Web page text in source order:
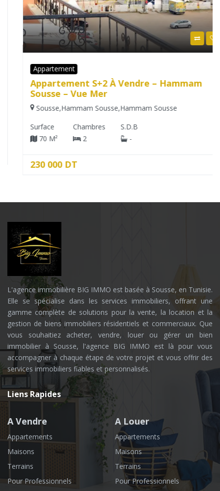
Appartement
Appartement S+2 À Vendre – Hammam
Sousse – Vue Mer
Sousse,Hammam Sousse,Hammam Sousse
Surface
70 M²
Chambres
S.D.B
230 000 DT
L'agence immobilière BIG IMMO est basée à Sousse, en Tunisie.
Elle se spécialise dans les services immobiliers, offrant une
gamme complète de solutions pour la vente, la location et la
gestion de biens immobiliers résidentiels et commerciaux. Que
vous souhaitiez acheter, vendre, louer ou gérer un bien
immobilier à Sousse, l'agence BIG IMMO est là pour vous
accompagner à chaque étape de votre projet et vous offrir des
services immobiliers fiables et personnalisés.
Liens Rapides
A Vendre
Appartements
Maisons
Terrains
Pour Professionnels
A Louer
Appartements
Maisons
Terrains
Pour Professionnels